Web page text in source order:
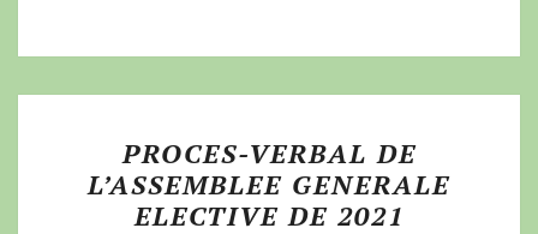
PROCES-VERBAL DE
L’ASSEMBLEE GENERALE
ELECTIVE DE 2021